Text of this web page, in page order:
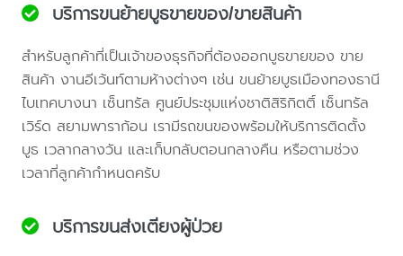
บริการขนย้ายบูธขายของ/ขายสินค้า
สำหรับลูกค้าที่เป็นเจ้าของธุรกิจที่ต้องออกบูธขายของ ขาย
สินค้า งานอีเว้นท์ตามห้างต่างๆ เช่น ขนย้ายบูธเมืองทองธานี
ไบเทคบางนา เซ็นทรัล ศูนย์ประชุมแห่งชาติสิริกิตติ์ เซ็นทรัล
เวิร์ด สยามพาราก้อน เรามีรถขนของพร้อมให้บริการติดตั้ง
บูธ เวลากลางวัน และเก็บกลับตอนกลางคืน หรือตามช่วง
เวลาที่ลูกค้ากำหนดครับ
บริการขนส่งเตียงผู้ป่วย